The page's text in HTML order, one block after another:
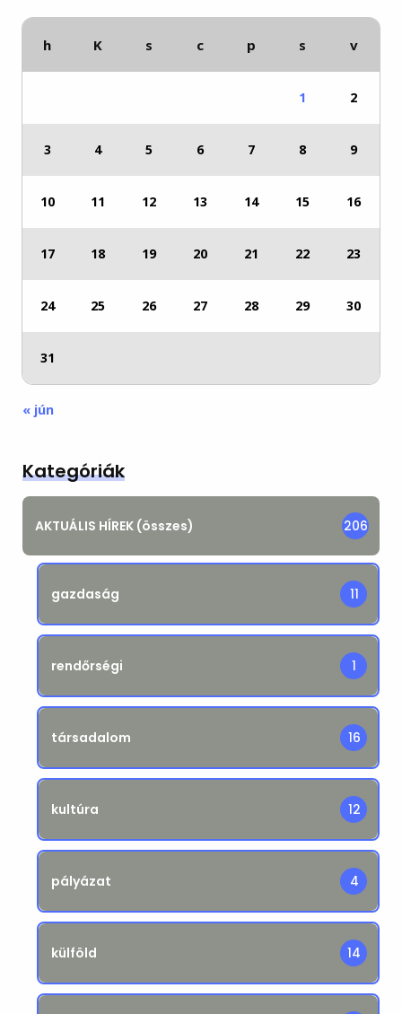
h K s c p s v
1 2
3 4 5 6 7 8 9
10 11 12 13 14 15 16
17 18 19 20 21 22 23
24 25 26 27 28 29 30
31
« jún
Kategóriák
AKTUÁLIS HÍREK (összes) 206
gazdaság 11
rendőrségi 1
társadalom 16
kultúra 12
pályázat 4
külföld 14